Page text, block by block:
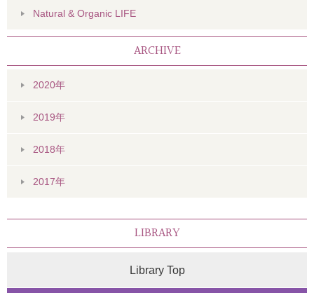
Natural & Organic LIFE
ARCHIVE
2020年
2019年
2018年
2017年
LIBRARY
Library Top